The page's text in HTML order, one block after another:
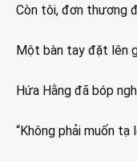
Còn tôi, đơn thương
Một bàn tay đặt lên
Hứa Hằng đã bóp
“Không phải muốn tạ